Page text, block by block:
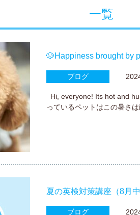
一覧
🐶Happiness brought by
ブログ
Hi, everyone! Its hot and
っているペットはこの暑さ
夏の英検対策講座（8月
ブログ